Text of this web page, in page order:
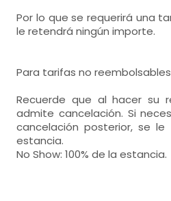
Por lo que se requerirá una
le retendrá ningún importe.
Para tarifas no
Recuerde que al hacer su
admite cancelación. Si
cancelación posterior, se le
estancia.
No Show: 100% de la estancia.